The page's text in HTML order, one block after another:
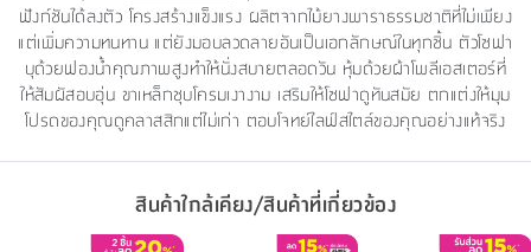
ฟังก์ชันได้ลงตัว โครงสร้างแข็งแรง ผลิตจากไม้ยางพาราธรรมชาติที่ไม่เพียง
แต่เพิ่มความทนทาน แต่ยังมอบลวดลายอันเป็นเอกลักษณ์ในทุกชิ้น ตัวโซฟา
บุด้วยฟองน้ำคุณภาพสูงทำให้นั่งสบายตลอดวัน หุ้มด้วยผ้าโพลีเอสเตอร์ที่
ให้สัมผัสอบอุ่น ขาเหล็กชุบโครมเงางาม เสริมให้โซฟาดูทันสมัย ตกแต่งให้มุม
โปรดของคุณดูคลาสสิกแต่ไม่เก่า ตอบโจทย์ไลฟ์สไตล์ของคุณอย่างแท้จริง
สินค้าใกล้เคียง/สินค้าที่เกี่ยวข้อง